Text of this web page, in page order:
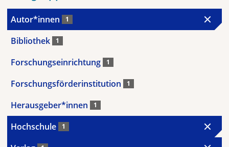
Autor*innen 1
Bibliothek 1
Forschungseinrichtung 1
Forschungsförderinstitution 1
Herausgeber*innen 1
Hochschule 1